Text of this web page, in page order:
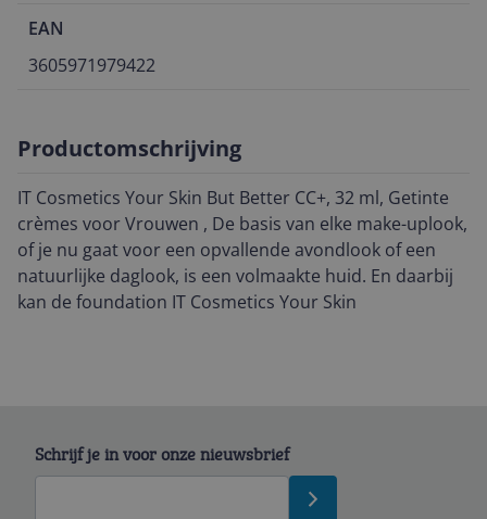
EAN
3605971979422
Productomschrijving
IT Cosmetics Your Skin But Better CC+, 32 ml, Getinte
crèmes voor Vrouwen , De basis van elke make-uplook,
of je nu gaat voor een opvallende avondlook of een
natuurlijke daglook, is een volmaakte huid. En daarbij
kan de foundation IT Cosmetics Your Skin
Schrijf je in voor onze nieuwsbrief